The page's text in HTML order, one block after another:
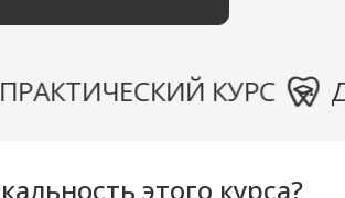
КУРС
этого курса?